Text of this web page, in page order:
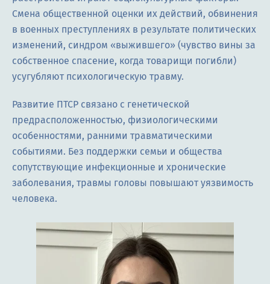
Смена общественной оценки их действий, обвинения
в военных преступлениях в результате политических
изменений, синдром «выжившего» (чувство вины за
собственное спасение, когда товарищи погибли)
усугубляют психологическую травму.
Развитие ПТСР связано с генетической
предрасположенностью, физиологическими
особенностями, ранними травматическими
событиями. Без поддержки семьи и общества
сопутствующие инфекционные и хронические
заболевания, травмы головы повышают уязвимость
человека.